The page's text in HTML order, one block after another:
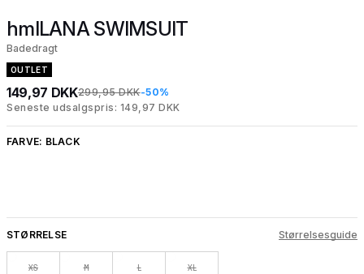
hmlLANA SWIMSUIT
Badedragt
OUTLET
149,97 DKK299,95 DKK-50%
Seneste udsalgspris: 149,97 DKK
FARVE: BLACK
STØRRELSE Størrelsesguide
XS M L XL